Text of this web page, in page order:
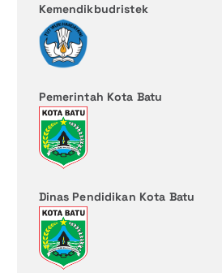
Kemendikbudristek
Pemerintah Kota Batu
Dinas Pendidikan Kota Batu